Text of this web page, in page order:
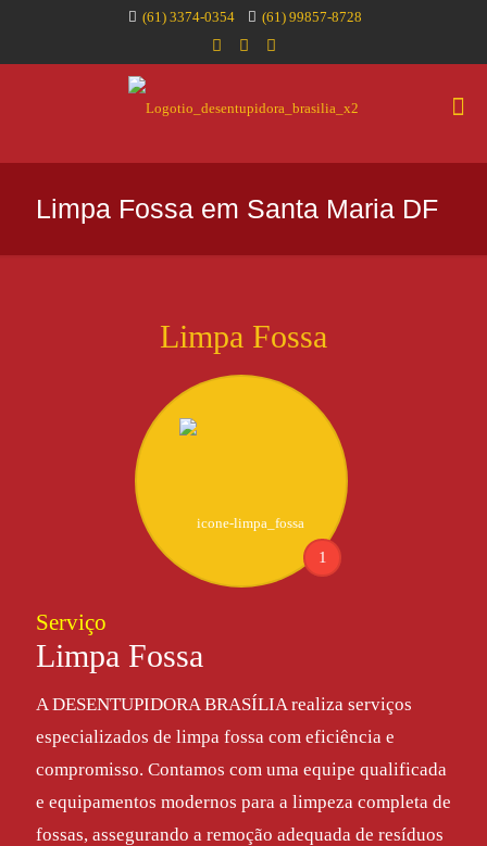
(61) 3374-0354 (61) 99857-8728
Limpa Fossa em Santa Maria DF
Limpa Fossa
1
Serviço
Limpa Fossa
A DESENTUPIDORA BRASÍLIA realiza serviços
especializados de limpa fossa com eficiência e
compromisso. Contamos com uma equipe qualificada
e equipamentos modernos para a limpeza completa de
fossas, assegurando a remoção adequada de resíduos